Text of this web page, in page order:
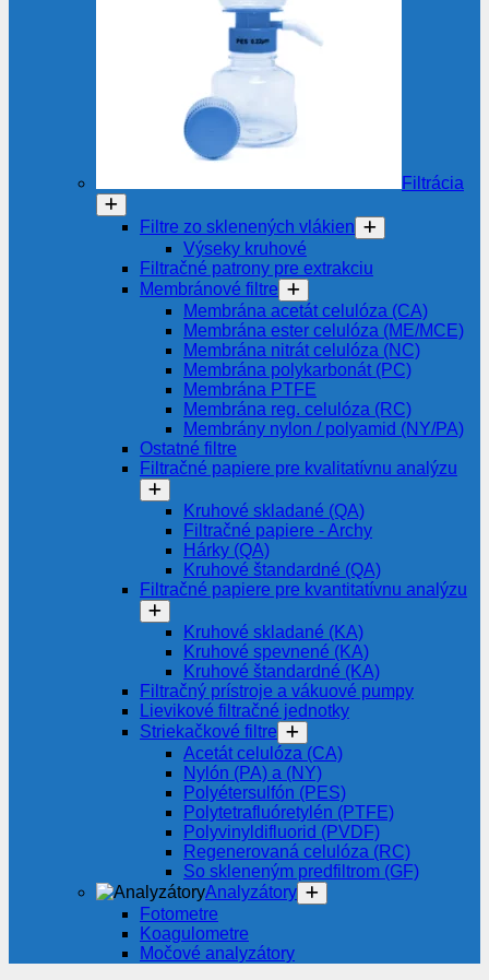
Filtrácia
Filtre zo sklenených vlákien
Výseky kruhové
Filtračné patrony pre extrakciu
Membránové filtre
Membrána acetát celulóza (CA)
Membrána ester celulóza (ME/MCE)
Membrána nitrát celulóza (NC)
Membrána polykarbonát (PC)
Membrána PTFE
Membrána reg. celulóza (RC)
Membrány nylon / polyamid (NY/PA)
Ostatné filtre
Filtračné papiere pre kvalitatívnu analýzu
Kruhové skladané (QA)
Filtračné papiere - Archy
Hárky (QA)
Kruhové štandardné (QA)
Filtračné papiere pre kvantitatívnu analýzu
Kruhové skladané (KA)
Kruhové spevnené (KA)
Kruhové štandardné (KA)
Filtračný prístroje a vákuové pumpy
Lievikové filtračné jednotky
Striekačkové filtre
Acetát celulóza (CA)
Nylón (PA) a (NY)
Polyétersulfón (PES)
Polytetrafluóretylén (PTFE)
Polyvinyldifluorid (PVDF)
Regenerovaná celulóza (RC)
So skleneným predfiltrom (GF)
Analyzátory
Fotometre
Koagulometre
Močové analyzátory